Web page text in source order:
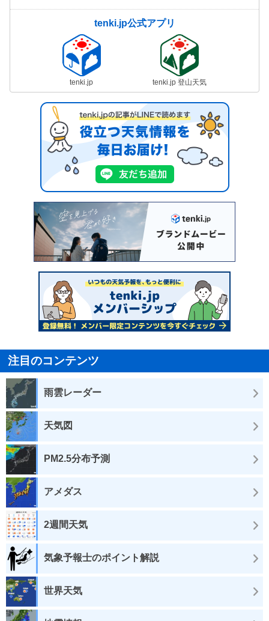
tenki.jp公式アプリ
tenki.jp tenki.jp 登山天気
注目のコンテンツ
雨雲レーダー
天気図
PM2.5分布予測
アメダス
2週間天気
気象予報士のポイント解説
世界天気